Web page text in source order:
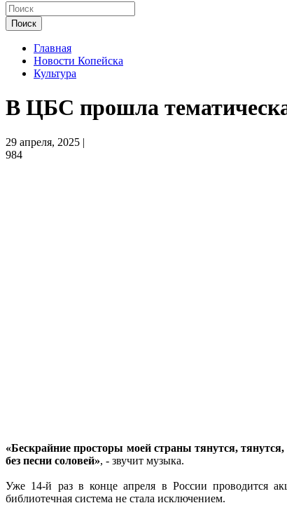
Главная
Новости Копейска
Культура
В ЦБС прошла
29 апреля, 2025 |
984
«Бескрайние просторы моей страны тянутся,
без песни соловей», - звучит музыка.
Уже 14-й раз в конце апреля в России проводится
библиотечная система не стала исключением.